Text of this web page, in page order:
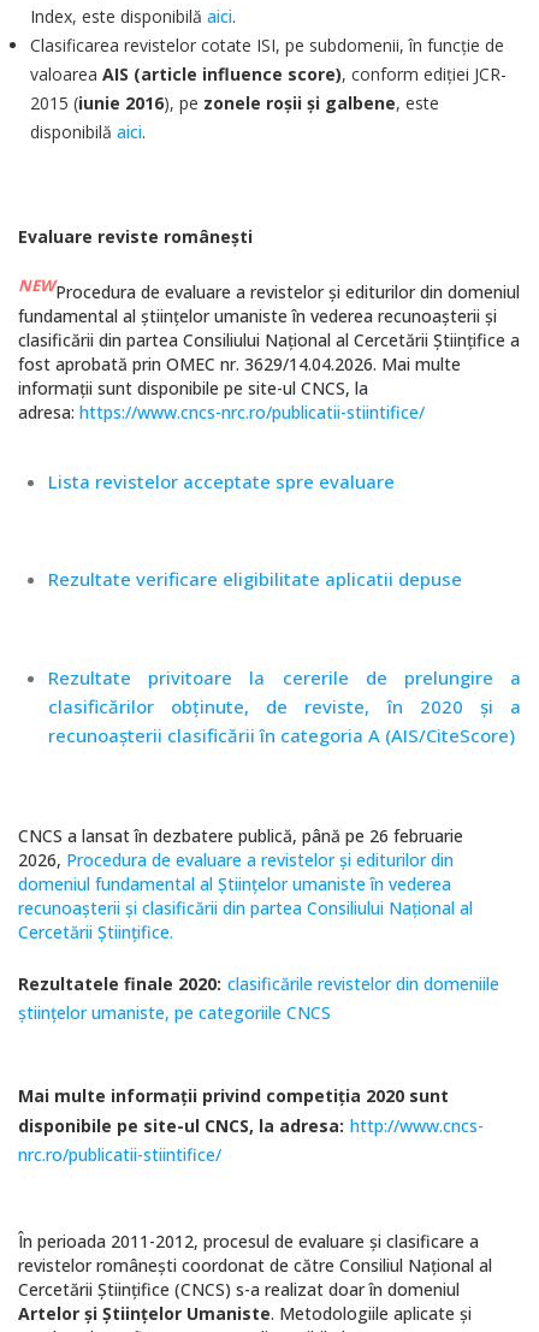
Index, este disponibilă aici.
Clasificarea revistelor cotate ISI, pe subdomenii, în funcţie de
valoarea AIS (article influence score), conform ediţiei JCR-
2015 (iunie 2016), pe zonele roşii şi galbene, este
disponibilă aici.
Evaluare reviste româneşti
NEWProcedura de evaluare a revistelor și editurilor din domeniul
fundamental al științelor umaniste în vederea recunoașterii și
clasificării din partea Consiliului Național al Cercetării Științifice a
fost aprobată prin OMEC nr. 3629/14.04.2026. Mai multe
informații sunt disponibile pe site-ul CNCS, la
adresa: https://www.cncs-nrc.ro/publicatii-stiintifice/
Lista revistelor acceptate spre evaluare
Rezultate verificare eligibilitate aplicatii depuse
Rezultate privitoare la cererile de prelungire a
clasificărilor obținute, de reviste, în 2020 și a
recunoașterii clasificării în categoria A (AIS/CiteScore)
CNCS a lansat în dezbatere publică, până pe 26 februarie
2026, Procedura de evaluare a revistelor și editurilor din
domeniul fundamental al Științelor umaniste în vederea
recunoașterii și clasificării din partea Consiliului Național al
Cercetării Științifice.
Rezultatele finale 2020: clasificările revistelor din domeniile
științelor umaniste, pe categoriile CNCS
Mai multe informaţii privind competiţia 2020 sunt
disponibile pe site-ul CNCS, la adresa: http://www.cncs-
nrc.ro/publicatii-stiintifice/
În perioada 2011-2012, procesul de evaluare şi clasificare a
revistelor româneşti coordonat de către Consiliul Naţional al
Cercetării Ştiinţifice (CNCS) s-a realizat doar în domeniul
Artelor şi Ştiinţelor Umaniste. Metodologiile aplicate şi